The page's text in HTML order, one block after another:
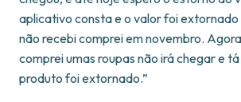
aplicativo consta e o valor foi
não recebi comprei em novembro.
comprei umas roupas não irá chegar e
produto foi extornado.”